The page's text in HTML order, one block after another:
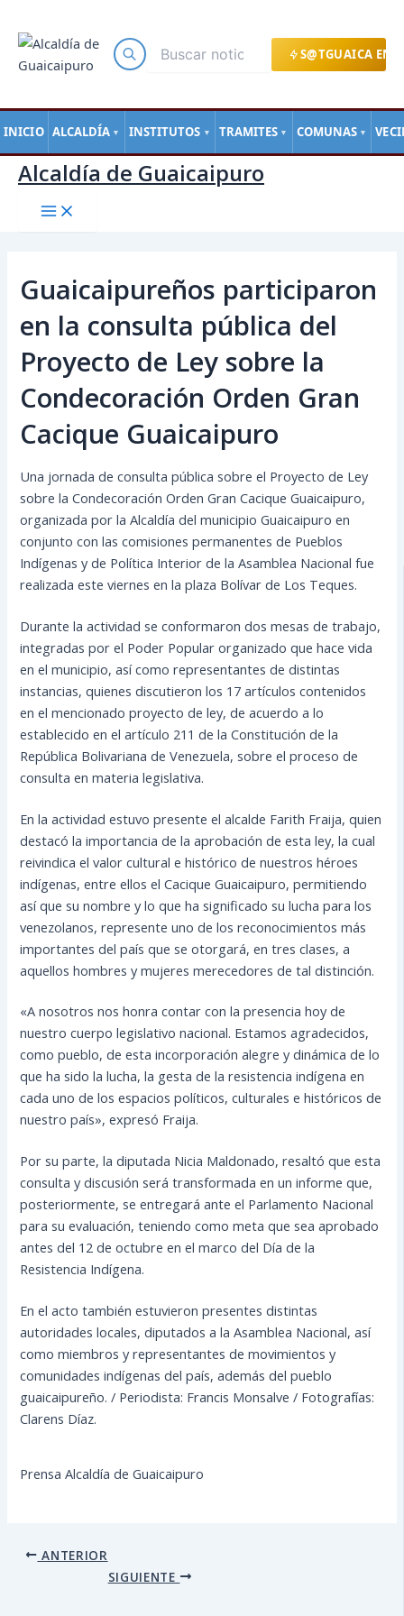
S@TGUAICA EN
INICIO ALCALDÍA ▼ INSTITUTOS ▼ TRAMITES ▼ COMUNAS ▼
contenido
Alcaldía de Guaicaipuro
Guaicaipureños participaron
en la consulta pública del
Proyecto de Ley sobre la
Condecoración Orden Gran
Cacique Guaicaipuro
Una jornada de consulta pública sobre el Proyecto de Ley
sobre la Condecoración Orden Gran Cacique Guaicaipuro,
organizada por la Alcaldía del municipio Guaicaipuro en
conjunto con las comisiones permanentes de Pueblos
Indígenas y de Política Interior de la Asamblea Nacional fue
realizada este viernes en la plaza Bolívar de Los Teques.
Durante la actividad se conformaron dos mesas de trabajo,
integradas por el Poder Popular organizado que hace vida
en el municipio, así como representantes de distintas
instancias, quienes discutieron los 17 artículos contenidos
en el mencionado proyecto de ley, de acuerdo a lo
establecido en el artículo 211 de la Constitución de la
República Bolivariana de Venezuela, sobre el proceso de
consulta en materia legislativa.
En la actividad estuvo presente el alcalde Farith Fraija, quien
destacó la importancia de la aprobación de esta ley, la cual
reivindica el valor cultural e histórico de nuestros héroes
indígenas, entre ellos el Cacique Guaicaipuro, permitiendo
así que su nombre y lo que ha significado su lucha para los
venezolanos, represente uno de los reconocimientos más
importantes del país que se otorgará, en tres clases, a
aquellos hombres y mujeres merecedores de tal distinción.
«A nosotros nos honra contar con la presencia hoy de
nuestro cuerpo legislativo nacional. Estamos agradecidos,
como pueblo, de esta incorporación alegre y dinámica de lo
que ha sido la lucha, la gesta de la resistencia indígena en
cada uno de los espacios políticos, culturales e históricos de
nuestro país», expresó Fraija.
Por su parte, la diputada Nicia Maldonado, resaltó que esta
consulta y discusión será transformada en un informe que,
posteriormente, se entregará ante el Parlamento Nacional
para su evaluación, teniendo como meta que sea aprobado
antes del 12 de octubre en el marco del Día de la
Resistencia Indígena.
En el acto también estuvieron presentes distintas
autoridades locales, diputados a la Asamblea Nacional, así
como miembros y representantes de movimientos y
comunidades indígenas del país, además del pueblo
guaicaipureño. / Periodista: Francis Monsalve / Fotografías:
Clarens Díaz.
Prensa Alcaldía de Guaicaipuro
de
entradas
ANTERIOR
SIGUIENTE